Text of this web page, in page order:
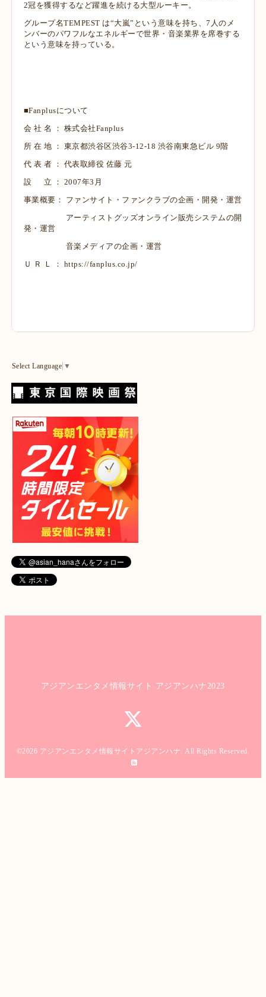
2冠を獲得するなど躍進を続ける大型ルーキー。
グループ名TEMPEST は“大嵐”という意味を持ち、7人のメ
ンバーのパワフルなエネルギーで世界・音楽業界を席巻する
という意味を持っている。
■Fanplusについて
会 社 名 ： 株式会社Fanplus
所 在 地 ： 東京都渋谷区渋谷3-12-18 渋谷南東急ビル 9階
代 表 者 ： 代表取締役 佐藤 元
設 立 ： 2007年3月
事業概要： ファンサイト・ファンクラブの企画・開発・運営
アーティストグッズオンライン販売システムの開
発・運営
音楽メディアの企画・運営
Ｕ Ｒ Ｌ ： https://fanplus.co.jp/
Select Language ▼
アジアンエンタメ情報サイト アジアンハナ2023
©2026 アジアンエンタメ情報サイトアジアンハナ. All Rights Reserved.